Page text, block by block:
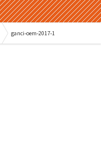
ganci-oem-2017-1